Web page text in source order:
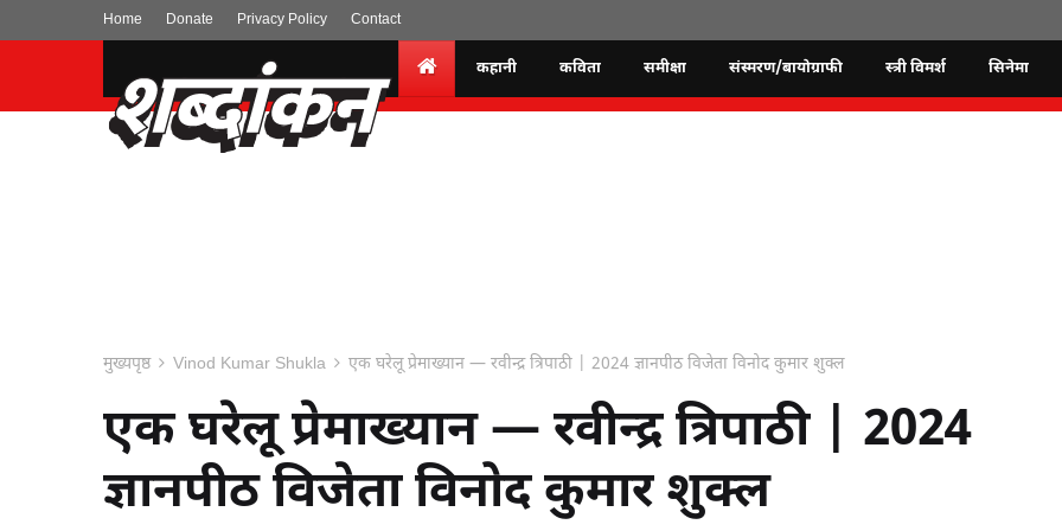
Home Donate Privacy Policy Contact
कहानी कविता समीक्षा संस्मरण/बायोग्राफी स्त्री विमर्श सिनेमा
मुख्यपृष्ठ Vinod Kumar Shukla एक घरेलू प्रेमाख्यान — रवीन्द्र त्रिपाठी | 2024 ज्ञानपीठ विजेता विनोद कुमार शुक्ल
एक घरेलू प्रेमाख्यान — रवीन्द्र त्रिपाठी | 2024
ज्ञानपीठ विजेता विनोद कुमार शुक्ल